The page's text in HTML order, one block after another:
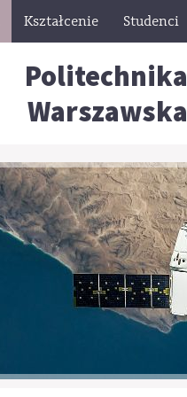
Kształcenie Studenci
Politechnika
Warszawska